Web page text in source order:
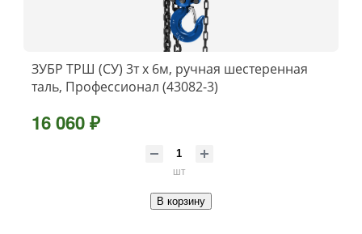
ЗУБР ТРШ (СУ) 3т х 6м, ручная шестеренная
таль, Профессионал (43082-3)
16 060 ₽
шт
В корзину